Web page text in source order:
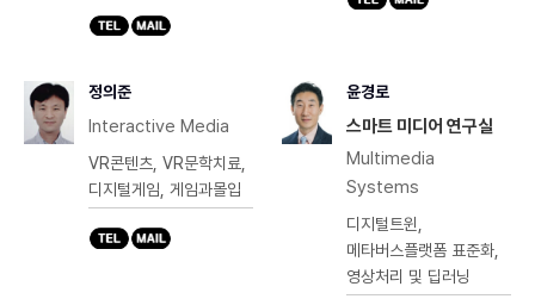
정의준
Interactive Media
VR콘텐츠, VR문학치료,
디지털게임, 게임과몰입
윤경로
스마트 미디어 연구실
Multimedia
Systems
디지털트윈,
메타버스플랫폼 표준화,
영상처리 및 딥러닝